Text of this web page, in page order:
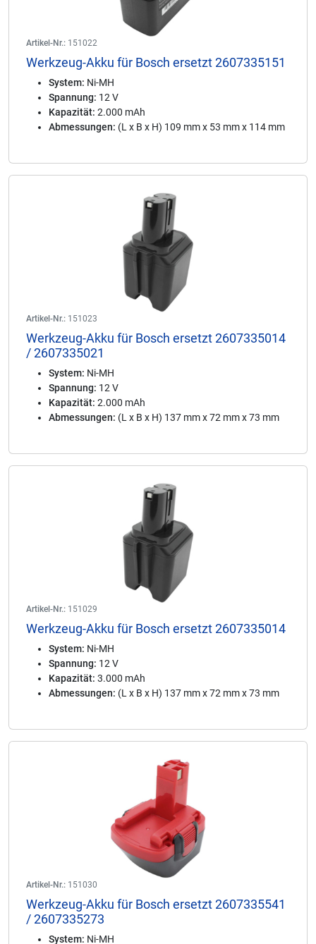
Artikel-Nr.: 151022
Werkzeug-Akku für Bosch ersetzt 2607335151
System: Ni-MH
Spannung: 12 V
Kapazität: 2.000 mAh
Abmessungen: (L x B x H) 109 mm x 53 mm x 114 mm
Artikel-Nr.: 151023
Werkzeug-Akku für Bosch ersetzt 2607335014
/ 2607335021
System: Ni-MH
Spannung: 12 V
Kapazität: 2.000 mAh
Abmessungen: (L x B x H) 137 mm x 72 mm x 73 mm
Artikel-Nr.: 151029
Werkzeug-Akku für Bosch ersetzt 2607335014
System: Ni-MH
Spannung: 12 V
Kapazität: 3.000 mAh
Abmessungen: (L x B x H) 137 mm x 72 mm x 73 mm
Artikel-Nr.: 151030
Werkzeug-Akku für Bosch ersetzt 2607335541
/ 2607335273
System: Ni-MH